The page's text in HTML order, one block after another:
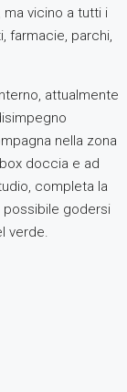
vicino a tutti i
farmacie, parchi,
attualmente
nella zona
doccia e ad
completa la
possibile godersi
verde.